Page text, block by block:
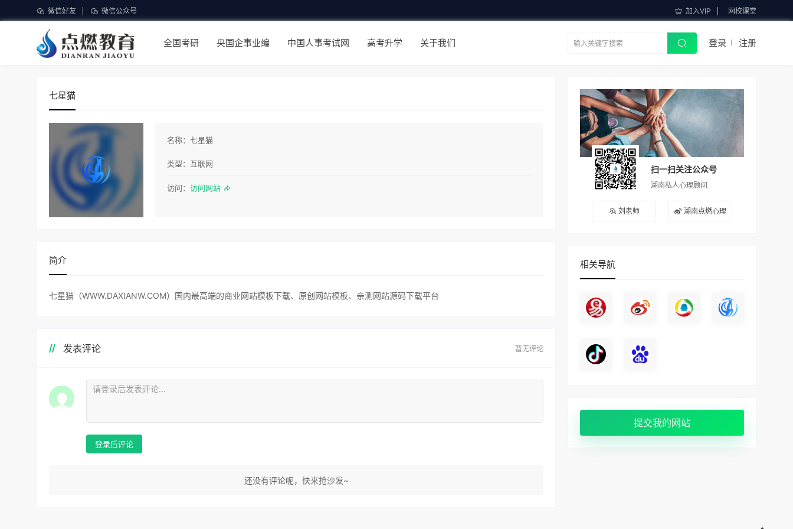
微信好友 微信公众号 加入VIP 网校课堂
全国考研 央国企事业编 中国人事考试网 高考升学 关于我们 登录 注册
七星猫
名称： 七星猫
类型： 互联网
访问： 访问网站
简介
七星猫（WWW.DAXIANW.COM）国内最高端的商业网站模板下载、原创网站模板、亲测网站源码下载平台
发表评论 暂无评论
登录后评论
还没有评论呢，快来抢沙发~
扫一扫关注公众号
湖南私人心理顾问
刘老师 湖南点燃心理
相关导航
提交我的网站